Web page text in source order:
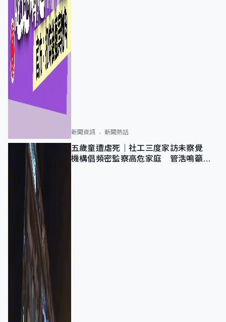
新聞資訊 新聞熱話
五歲童遭虐死｜社工三度家訪未察覺
機構倡頻密監察高危家庭 管浩鳴籲加